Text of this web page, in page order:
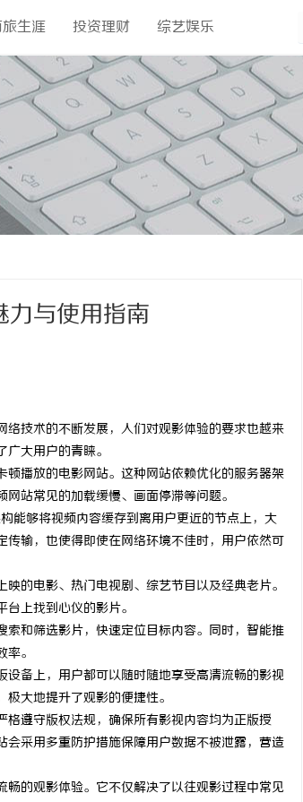
生涯 投资理财 综艺娱乐
力与使用指南
技术的不断发展，人们对观影体验的要求也越来
大用户的青睐。
播放的电影网站。这种网站依赖优化的服务器架
站常见的加载缓慢、画面停滞等问题。
能够将视频内容缓存到离用户更近的节点上，大
输，也使得即使在网络环境不佳时，用户依然可
的电影、热门电视剧、综艺节目以及经典老片。
上找到心仪的影片。
和筛选影片，快速定位目标内容。同时，智能推
。
备上，用户都可以随时随地享受高清流畅的影视
大地提升了观影的便捷性。
遵守版权法规，确保所有影视内容均为正版授
采用多重防护措施保障用户数据不被泄露，营造
的观影体验。它不仅解决了以往观影过程中常见